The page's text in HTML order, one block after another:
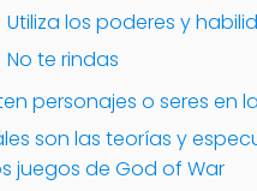
Utiliza los poderes y
No te rindas
personajes o seres
son las teorías y
juegos de God of War